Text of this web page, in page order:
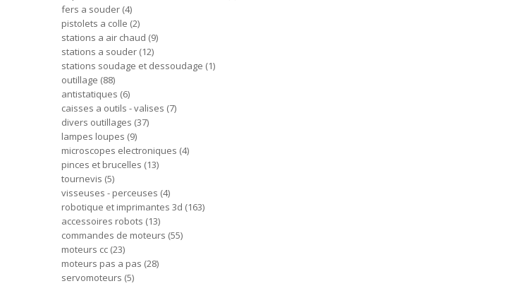
fers a souder 4
pistolets a colle 2
stations a air chaud 9
stations a souder 12
stations soudage et dessoudage 1
outillage 88
antistatiques 6
caisses a outils - valises 7
divers outillages 37
lampes loupes 9
microscopes electroniques 4
pinces et brucelles 13
tournevis 5
visseuses - perceuses 4
robotique et imprimantes 3d 163
accessoires robots 13
commandes de moteurs 55
moteurs cc 23
moteurs pas a pas 28
servomoteurs 5